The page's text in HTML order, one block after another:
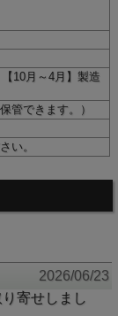
まみ
使用していま
じられ、噛むほ
10月～4月】製造
管できます。）
い。
2026/06/23
寄せしまし